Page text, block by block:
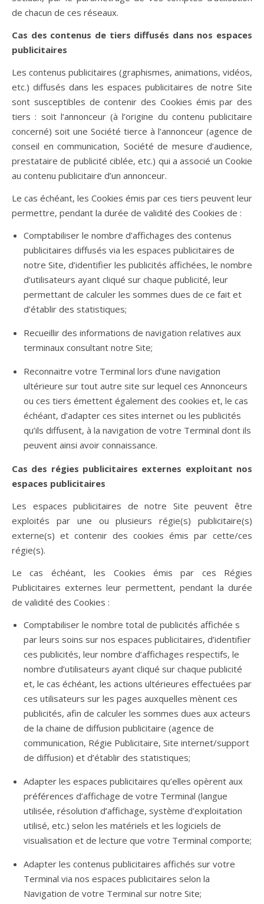
de chacun de ces réseaux.
Cas des contenus de tiers diffusés dans nos espaces
publicitaires
Les contenus publicitaires (graphismes, animations, vidéos,
etc.) diffusés dans les espaces publicitaires de notre Site
sont susceptibles de contenir des Cookies émis par des
tiers : soit l’annonceur (à l’origine du contenu publicitaire
concerné) soit une Société tierce à l’annonceur (agence de
conseil en communication, Société de mesure d’audience,
prestataire de publicité ciblée, etc.) qui a associé un Cookie
au contenu publicitaire d’un annonceur.
Le cas échéant, les Cookies émis par ces tiers peuvent leur
permettre, pendant la durée de validité des Cookies de :
Comptabiliser le nombre d’affichages des contenus
publicitaires diffusés via les espaces publicitaires de
notre Site, d’identifier les publicités affichées, le nombre
d’utilisateurs ayant cliqué sur chaque publicité, leur
permettant de calculer les sommes dues de ce fait et
d’établir des statistiques;
Recueillir des informations de navigation relatives aux
terminaux consultant notre Site;
Reconnaitre votre Terminal lors d’une navigation
ultérieure sur tout autre site sur lequel ces Annonceurs
ou ces tiers émettent également des cookies et, le cas
échéant, d’adapter ces sites internet ou les publicités
qu’ils diffusent, à la navigation de votre Terminal dont ils
peuvent ainsi avoir connaissance.
Cas des régies publicitaires externes exploitant nos
espaces publicitaires
Les espaces publicitaires de notre Site peuvent être
exploités par une ou plusieurs régie(s) publicitaire(s)
externe(s) et contenir des cookies émis par cette/ces
régie(s).
Le cas échéant, les Cookies émis par ces Régies
Publicitaires externes leur permettent, pendant la durée
de validité des Cookies :
Comptabiliser le nombre total de publicités affichée s
par leurs soins sur nos espaces publicitaires, d’identifier
ces publicités, leur nombre d’affichages respectifs, le
nombre d’utilisateurs ayant cliqué sur chaque publicité
et, le cas échéant, les actions ultérieures effectuées par
ces utilisateurs sur les pages auxquelles mènent ces
publicités, afin de calculer les sommes dues aux acteurs
de la chaine de diffusion publicitaire (agence de
communication, Régie Publicitaire, Site internet/support
de diffusion) et d’établir des statistiques;
Adapter les espaces publicitaires qu’elles opèrent aux
préférences d’affichage de votre Terminal (langue
utilisée, résolution d’affichage, système d’exploitation
utilisé, etc.) selon les matériels et les logiciels de
visualisation et de lecture que votre Terminal comporte;
Adapter les contenus publicitaires affichés sur votre
Terminal via nos espaces publicitaires selon la
Navigation de votre Terminal sur notre Site;